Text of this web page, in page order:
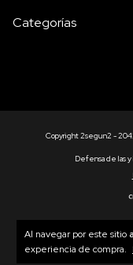
Al navegar por este sitio
experiencia de compra.
Categorías
Copyright 2segun2 -
Defensa de las y